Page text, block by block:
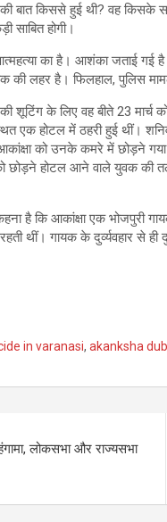
बात किससे हुई थी? वह किसके
होगी।
का है। आशंका जताई गई
की लहर है। फिलहाल, पुलिस
शूटिंग के लिए वह बीते 23
एक होटल में ठहरी हुई थीं।
को उनके कमरे में छोड़ने
छोड़ने होटल आने वाले युवक की
है कि आकांक्षा एक भोजपुरी
थीं। गायक के दुर्व्यवहार से
in varanasi, akanksha
लोकसभा और राज्यसभा